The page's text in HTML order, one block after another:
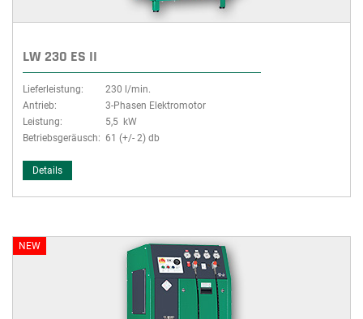
LW 230 ES II
Lieferleistung:
230 l/min.
Antrieb:
3-Phasen Elektromotor
Leistung:
5,5 kW
Betriebsgeräusch: 61 (+/- 2) db
Details
NEW